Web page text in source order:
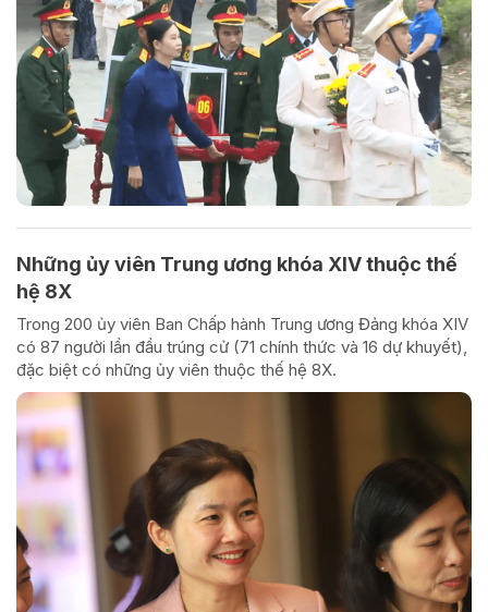
Những ủy viên Trung ương khóa XIV thuộc thế
hệ 8X
Trong 200 ủy viên Ban Chấp hành Trung ương Đảng khóa XIV
có 87 người lần đầu trúng cử (71 chính thức và 16 dự khuyết),
đặc biệt có những ủy viên thuộc thế hệ 8X.